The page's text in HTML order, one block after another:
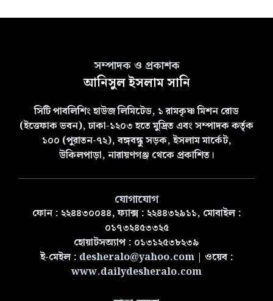
সম্পাদক ও প্রকাশক
আনিসুল ইসলাম সানি
সিটি পাবলিশিং হাউজ লিমিটেড, ১ রামকৃষ্ণ মিশন রোড
(ইত্তেফাক ভবন), ঢাকা-১২০৩ হতে মুদ্রিত এবং সম্পাদক কর্তৃক
১০০ (পুরাতন-৭২), বঙ্গবন্ধু সড়ক, ইসলাম মার্কেট,
উকিলপাড়া, নারায়ণগঞ্জ থেকে প্রকাশিত।
যোগাযোগ
ফোন : ২২৪৪৩০০৪৪, ফ্যাক্স : ২২৪৪৩২৯১১, মোবাইল :
০১৭৩২৪৫৩৩২৫
হোয়াটসঅ্যাপ : ০১৩১২৫৩৮২৩৯
ই-মেইল : desheralo@yahoo.com| ওয়েব :
www.dailydesheralo.com